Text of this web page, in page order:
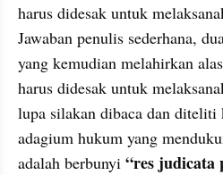
harus didesak untuk
Jawaban penulis sederhana,
yang kemudian melahirkan
harus didesak untuk
lupa silakan dibaca dan diteliti
adagium hukum yang
adalah berbunyi “res judicata